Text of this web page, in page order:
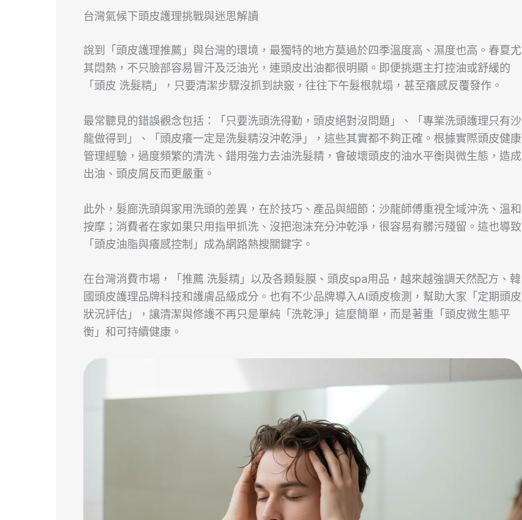
台灣氣候下頭皮護理挑戰與迷思解讀
說到「頭皮護理推薦」與台灣的環境，最獨特的地方莫過於四季溫度高、濕度也高。春夏尤
其悶熱，不只臉部容易冒汗及泛油光，連頭皮出油都很明顯。即便挑選主打控油或舒緩的
「頭皮 洗髮精」，只要清潔步驟沒抓到訣竅，往往下午髮根就塌，甚至癢感反覆發作。
最常聽見的錯誤觀念包括：「只要洗頭洗得勤，頭皮絕對沒問題」、「專業洗頭護理只有沙
龍做得到」、「頭皮癢一定是洗髮精沒沖乾淨」，這些其實都不夠正確。根據實際頭皮健康
管理經驗，過度頻繁的清洗、錯用強力去油洗髮精，會破壞頭皮的油水平衡與微生態，造成
出油、頭皮屑反而更嚴重。
此外，髮廊洗頭與家用洗頭的差異，在於技巧、產品與細節：沙龍師傅重視全域沖洗、溫和
按摩；消費者在家如果只用指甲抓洗、沒把泡沫充分沖乾淨，很容易有髒污殘留。這也導致
「頭皮油脂與癢感控制」成為網路熱搜關鍵字。
在台灣消費市場，「推薦 洗髮精」以及各類髮膜、頭皮spa用品，越來越強調天然配方、韓
國頭皮護理品牌科技和護膚品級成分。也有不少品牌導入AI頭皮檢測，幫助大家「定期頭皮
狀況評估」，讓清潔與修護不再只是單純「洗乾淨」這麼簡單，而是著重「頭皮微生態平
衡」和可持續健康。